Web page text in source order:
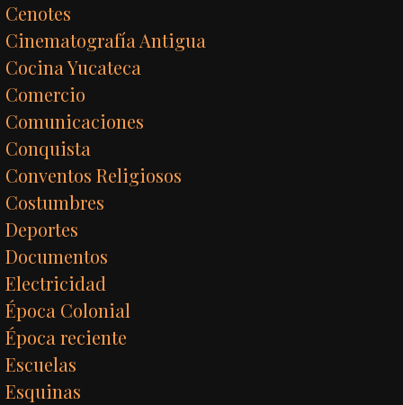
Cenotes
Cinematografía Antigua
Cocina Yucateca
Comercio
Comunicaciones
Conquista
Conventos Religiosos
Costumbres
Deportes
Documentos
Electricidad
Época Colonial
Época reciente
Escuelas
Esquinas